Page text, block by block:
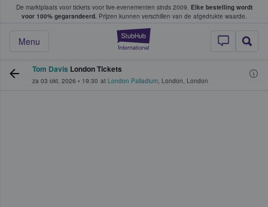
De marktplaats voor tickets voor live-evenementen sinds 2009. Elke bestelling wordt
voor 100% gegarandeerd. Prijzen kunnen verschillen van de afgedrukte waarde.
StubHub: waar
Menu
tickets kopen en verkopen
Tom Davis London Tickets
za 03 okt. 2026 • 19:30 at London Palladium, London, London